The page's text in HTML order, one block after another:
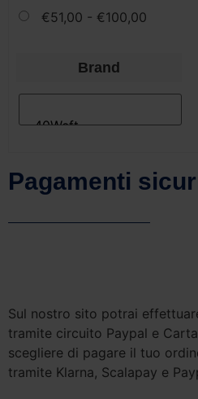
€51,00 - €100,00
Brand
Pagamenti
Sul nostro sito potrai
tramite circuito Paypal e
scegliere di pagare il tuo
tramite Klarna, Scalapay e